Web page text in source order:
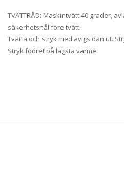
TVÄTTRÅD: Maskintvätt 40 grader,
säkerhetsnål före tvätt.
Tvätta och stryk med avigsidan ut.
Stryk fodret på lägsta värme.